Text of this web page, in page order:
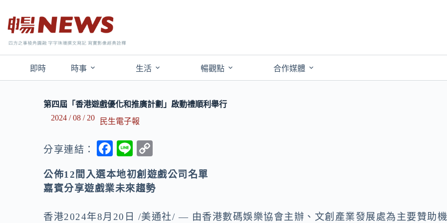
即時 時事 生活 暢觀點 合作媒體
第四屆「香港遊戲優化和推廣計劃」啟動禮順利舉行
2024 / 08 / 20
民生電子報
分享連結：
F
ac
e
b
o
Li
n
e
o
p
y
Li
公佈12間入選本地初創遊戲公司名單
嘉賓分享遊戲業未來趨勢
香港2024年8月20日 /美通社/ — 由香港數碼娛樂協會主辦、文創產業發展處為主要贊助